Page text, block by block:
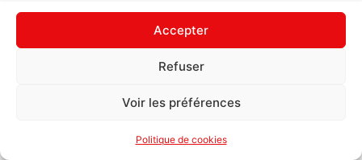
Accepter
Refuser
Voir les préférences
Politique de cookies
Bus interurbain Viazul